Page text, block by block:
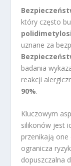
który często
uznane za
badania
reakcji
90%.
Kluczowym
silikonów jest
przenikają one
ogranicza
dopuszczalna